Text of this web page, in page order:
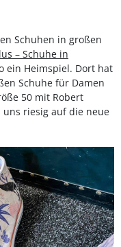
Schuhen in großen
– Schuhe in
ein Heimspiel. Dort hat
Schuhe für Damen
50 mit Robert
riesig auf die neue